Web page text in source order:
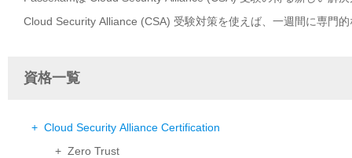
Cloud Security Alliance (CSA) 受験対策を使えば、一週間に専門
資格一覧
+ Cloud Security Alliance Certification
+ Zero Trust